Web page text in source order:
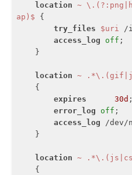
location ~
ap)$ {
try_files
$uri /
access_log
off ;
location ~
expires
30d ;
error_log
off ;
access_log /dev/
location ~